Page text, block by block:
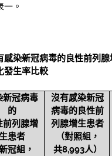
。
感染新冠病毒的良性前列
發生率比較
新冠病毒
的
前列腺增
患者
新冠組，
沒有感染新冠
病毒的良性前
列腺增生患者
（對照組，
共8,993人）